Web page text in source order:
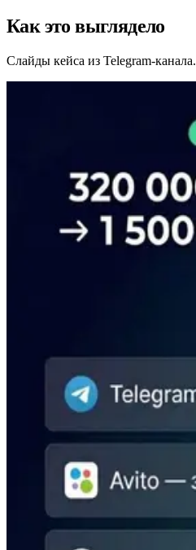
Как это выглядело
Слайды кейса из Telegram-канала.